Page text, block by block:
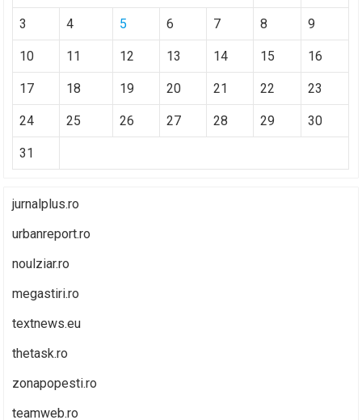
3 4 5 6 7 8 9
10 11 12 13 14 15 16
17 18 19 20 21 22 23
24 25 26 27 28 29 30
31
jurnalplus.ro
urbanreport.ro
noulziar.ro
megastiri.ro
textnews.eu
thetask.ro
zonapopesti.ro
teamweb.ro